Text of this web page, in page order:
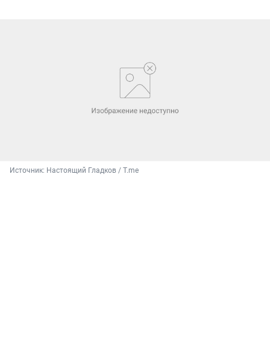
Источник: Настоящий Гладков / T.me